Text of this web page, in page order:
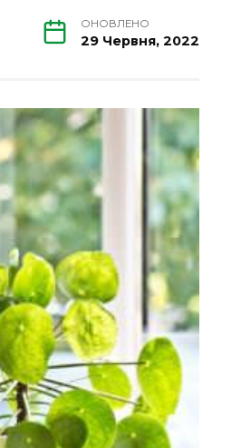
ОНОВЛЕНО
29 Червня, 2022